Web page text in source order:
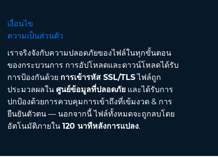
เงื่อนไข
ความเป็นส่วนตัว
เราจริงจังกับความปลอดภัยของไฟล์ในทุกขั้นตอน
ของกระบวนการ การอัปโหลดและดาวน์โหลดได้รับ
การป้องกันด้วย การเข้ารหัส SSL/TLSไฟล์ถูก
ประมวลผลใน ศูนย์ข้อมูลที่ปลอดภัย และได้รับการ
ปกป้องด้วยการควบคุมการเข้าถึงที่เข้มงวด & การ
ยืนยันตัวตน — นอกจากนี้ ไฟล์ทั้งหมดจะถูกลบโดย
อัตโนมัติภายใน 120 นาทีหลังการแปลง.